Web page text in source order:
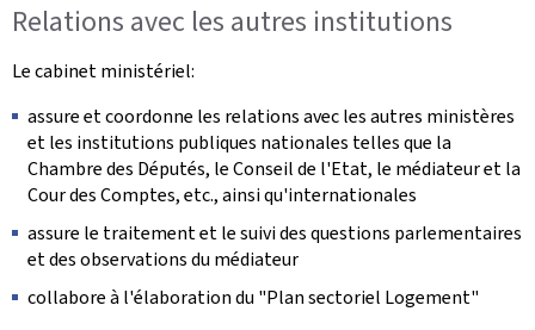
Relations avec les autres institutions
Le cabinet ministériel:
assure et coordonne les relations avec les autres ministères
et les institutions publiques nationales telles que la
Chambre des Députés, le Conseil de l'Etat, le médiateur et la
Cour des Comptes, etc., ainsi qu'internationales
assure le traitement et le suivi des questions parlementaires
et des observations du médiateur
collabore à l'élaboration du "Plan sectoriel Logement"